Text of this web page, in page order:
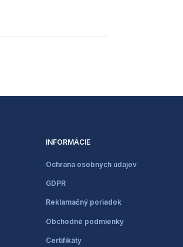
INFORMÁCIE
Ochrana osobných údajov
GDPR
Reklamačný poriadok
Obchodné podmienky
Certifikáty